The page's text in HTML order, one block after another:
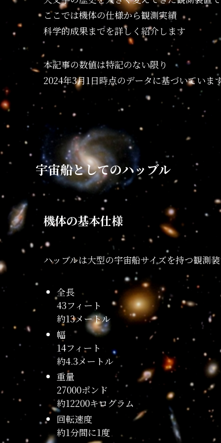
ここでは機体の仕様から観測実績
科学的成果までを詳しく紹介します
本記事の数値は特記のない限り
2024年3月1日時点のデータに基づいていま
宇宙船としてのハッブル
機体の基本仕様
ハッブルは大型の宇宙船サイズを持つ観測
全長
43フィート
約13メートル
幅
14フィート
約4.3メートル
重量
27000ポンド
約12200キログラム
回転速度
約1分間に1度